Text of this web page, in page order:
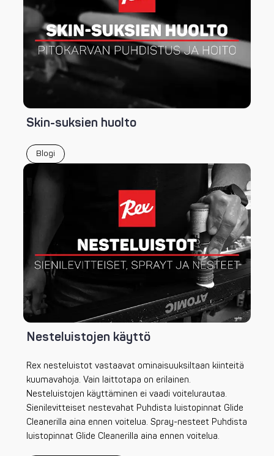
Skin-suksien huolto
Blogi
Nesteluistojen käyttö
Rex nesteluistot vastaavat ominaisuuksiltaan kiinteitä
kuumavahoja. Vain laittotapa on erilainen.
Nesteluistojen käyttäminen ei vaadi voitelurautaa.
Sienilevitteiset nestevahat Puhdista luistopinnat Glide
Cleanerilla aina ennen voitelua. Spray-nesteet Puhdista
luistopinnat Glide Cleanerilla aina ennen voitelua.